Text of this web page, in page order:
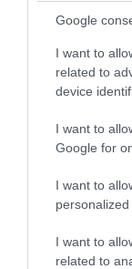
Google
I want to
related to
device
I want to
Google for
I want to
personalized
I want to
related to
PRONEWS.GR /
Στο
06.08.2026 | 23:03